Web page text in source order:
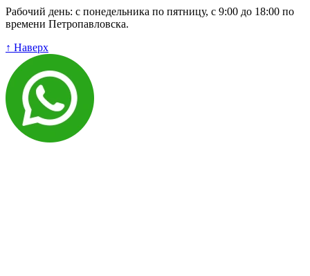
Рабочий день: с понедельника по пятницу, с 9:00 до 18:00 по
времени Петропавловска.
↑ Наверх